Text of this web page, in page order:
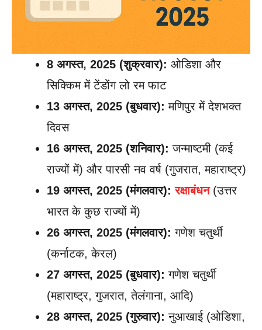
8 अगस्त, 2025 (शुक्रवार): ओडिशा और
सिक्किम में टेंडोंग लो रम फाट
13 अगस्त, 2025 (बुधवार): मणिपुर में देशभक्त
दिवस
16 अगस्त, 2025 (शनिवार): जन्माष्टमी (कई
राज्यों में) और पारसी नव वर्ष (गुजरात, महाराष्ट्र)
19 अगस्त, 2025 (मंगलवार): रक्षाबंधन (उत्तर
भारत के कुछ राज्यों में)
26 अगस्त, 2025 (मंगलवार): गणेश चतुर्थी
(कर्नाटक, केरल)
27 अगस्त, 2025 (बुधवार): गणेश चतुर्थी
(महाराष्ट्र, गुजरात, तेलंगाना, आदि)
28 अगस्त, 2025 (गुरुवार): नुआखाई (ओडिशा,